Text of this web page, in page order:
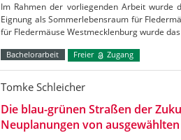
Im Rahmen der vorliegenden Arbeit wurde
Eignung als Sommerlebensraum für
für Fledermäuse Westmecklenburg wurde
Bachelorarbeit Freier Zugang
Tomke Schleicher
Die blau-grünen Straßen der
Neuplanungen von